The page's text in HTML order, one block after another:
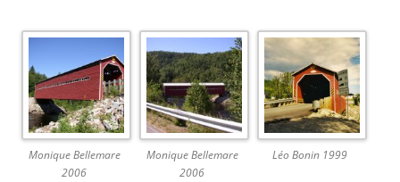
Monique Bellemare
2006
Monique Bellemare
2006
Léo Bonin 1999